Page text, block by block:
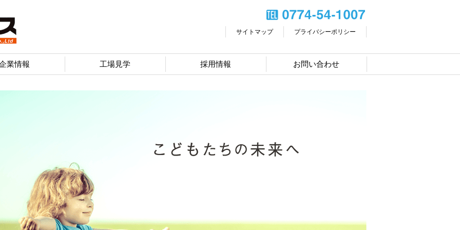
サイトマップ プライバシーポリシー
業情報 工場見学 採用情報 お問い合わせ